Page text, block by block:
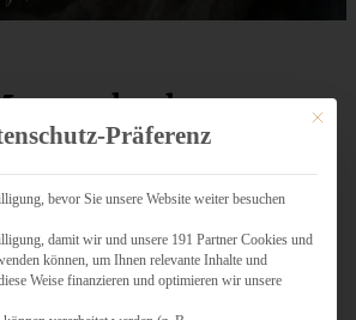
Mit
Präferenz
bevor Sie unsere Website weiter besuchen
damit wir und unsere 191 Partner Cookies und
können, um Ihnen relevante Inhalte und
Weise finanzieren und optimieren wir unsere